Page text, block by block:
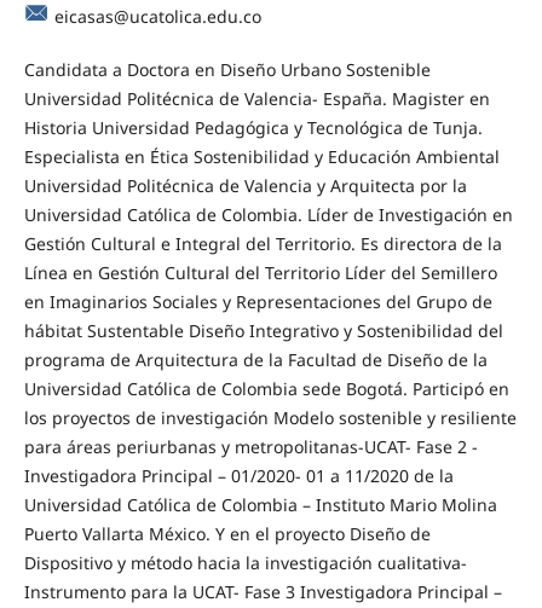
eicasas@ucatolica.edu.co
Candidata a Doctora en Diseño Urbano Sostenible
Universidad Politécnica de Valencia- España. Magister en
Historia Universidad Pedagógica y Tecnológica de Tunja.
Especialista en Ética Sostenibilidad y Educación Ambiental
Universidad Politécnica de Valencia y Arquitecta por la
Universidad Católica de Colombia. Líder de Investigación en
Gestión Cultural e Integral del Territorio. Es directora de la
Línea en Gestión Cultural del Territorio Líder del Semillero
en Imaginarios Sociales y Representaciones del Grupo de
hábitat Sustentable Diseño Integrativo y Sostenibilidad del
programa de Arquitectura de la Facultad de Diseño de la
Universidad Católica de Colombia sede Bogotá. Participó en
los proyectos de investigación Modelo sostenible y resiliente
para áreas periurbanas y metropolitanas-UCAT- Fase 2 -
Investigadora Principal – 01/2020- 01 a 11/2020 de la
Universidad Católica de Colombia – Instituto Mario Molina
Puerto Vallarta México. Y en el proyecto Diseño de
Dispositivo y método hacia la investigación cualitativa-
Instrumento para la UCAT- Fase 3 Investigadora Principal –